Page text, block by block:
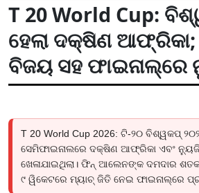
T 20 World Cup:
ହେଲା ଦକ୍ଷିଣ
ବିଜୟ ସହ ଫାଇନାଲ୍‌ରେ
T 20 World Cup 2026: ଟି-୨୦ ବିଶ୍ୱକପ୍‌
ସେମିଫାଇନାଲରେ ଦକ୍ଷିଣ ଆଫ୍ରିକା ଏବଂ
ଖେଳାଯାଇଥିଲା। ଫିନ୍ ଆଲେନଙ୍କ ଦମଦାର
୯ ୱିକେଟରେ ମ୍ୟାଚ୍ ଜିତି ନେଇ ଫାଇନାଲ୍‌ରେ